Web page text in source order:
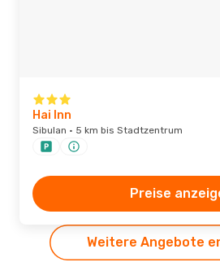
Hai Inn
Sibulan · 5 km bis Stadtzentrum
Preise
Weitere Angebote